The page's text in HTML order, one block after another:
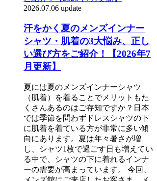
2026.07.06 update
汗をかく夏のメンズインナー
シャツ・肌着の3大悩み、正し
い選び方をご紹介！【2026年7
月更新】
夏には夏のメンズインナーシャツ
（肌着）を着ることでメリットもた
くさんあるのはご存知ですか？日本
では季節を問わずドレスシャツの下
に肌着を着ている方が非常に多い傾
向にあります。夏は年々暑さが増
し、シャツ1枚で過ごす日も増えてい
る中で、シャツの下に着れるインナ
ーの需要が高まっています。 今回、